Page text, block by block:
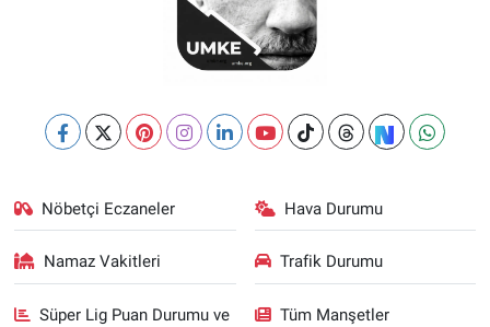
Nöbetçi Eczaneler Hava Durumu
Namaz Vakitleri Trafik Durumu
Süper Lig Puan Durumu ve
Tüm Manşetler